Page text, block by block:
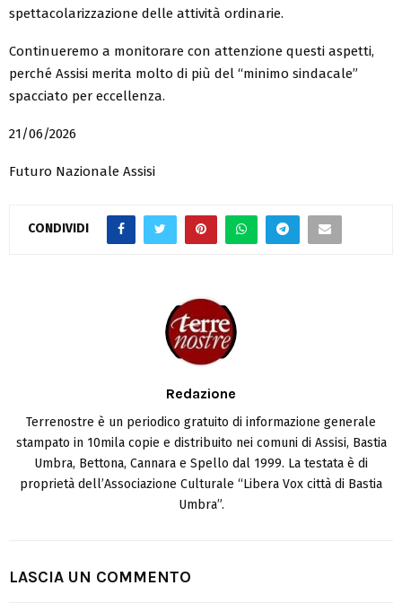
spettacolarizzazione delle attività ordinarie.
Continueremo a monitorare con attenzione questi aspetti,
perché Assisi merita molto di più del “minimo sindacale”
spacciato per eccellenza.
21/06/2026
Futuro Nazionale Assisi
CONDIVIDI
Redazione
Terrenostre è un periodico gratuito di informazione generale
stampato in 10mila copie e distribuito nei comuni di Assisi, Bastia
Umbra, Bettona, Cannara e Spello dal 1999. La testata è di
proprietà dell’Associazione Culturale “Libera Vox città di Bastia
Umbra”.
LASCIA UN COMMENTO